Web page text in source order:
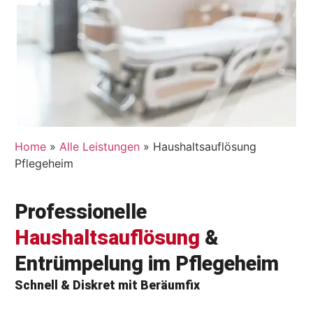
Home» Alle Leistungen» Haushaltsauflösung
Pflegeheim
Professionelle
Haushaltsauflösung &
Entrümpelung im Pflegeheim
Schnell & Diskret mit Beräumfix